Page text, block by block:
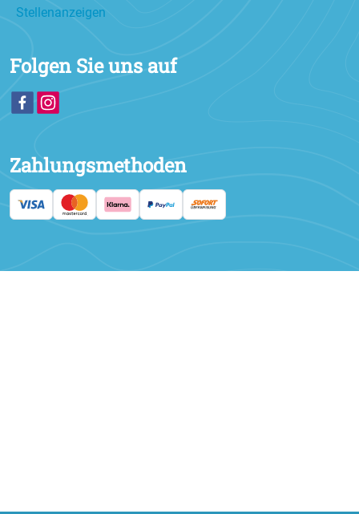
Stellenanzeigen
Folgen Sie uns auf
Zahlungsmethoden